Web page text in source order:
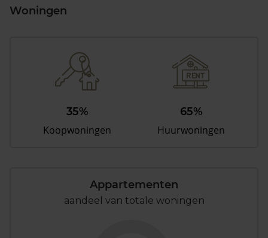
Woningen
35%
Koopwoningen
65%
Huurwoningen
Appartementen
aandeel van totale woningen